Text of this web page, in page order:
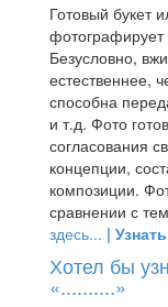
Готовый букет
фотографирует
Безусловно,
естественнее,
способна
и т.д. Фото
согласования
концепции,
композиции.
сравнении с
здесь... |
Хотел бы
«..........»